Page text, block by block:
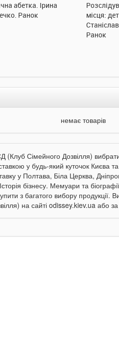
абетка. Ірина
Ранок
місця:
Ранок
немає товарів
Сімейного Дозвілля)
у будь-який куточок Києва
у Полтава, Біла Церква,
бізнесу. Мемуари та
з багатого вибору продукції.
на сайті odissey.kiev.ua або